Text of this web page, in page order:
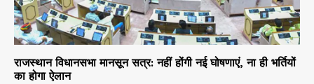
राजस्थान विधानसभा मानसून सत्र: नहीं होंगी नई घोषणाएं, ना ही भर्तियों
का होगा ऐलान